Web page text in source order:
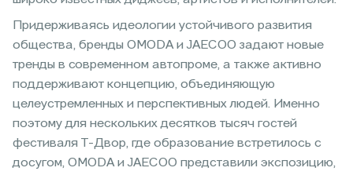
Придерживаясь идеологии устойчивого развития
общества, бренды OMODA и JAECOO задают новые
тренды в современном автопроме, а также активно
поддерживают концепцию, объединяющую
целеустремленных и перспективных людей. Именно
поэтому для нескольких десятков тысяч гостей
фестиваля Т-Двор, где образование встретилось с
досугом, OMODA и JAECOO представили экспозицию,